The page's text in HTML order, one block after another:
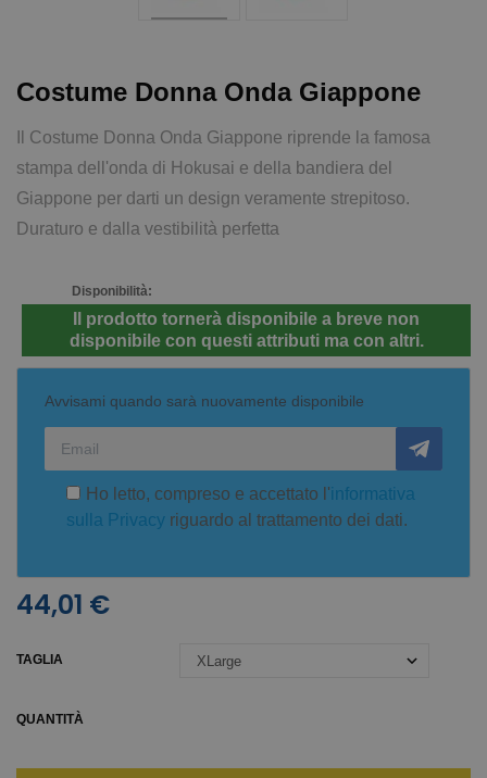
Costume Donna Onda Giappone
Il Costume Donna Onda Giappone riprende la famosa
stampa dell'onda di Hokusai e della bandiera del
Giappone per darti un design veramente strepitoso.
Duraturo e dalla vestibilità perfetta
Disponibilità:
Il prodotto tornerà disponibile a breve non
disponibile con questi attributi ma con altri.
Avvisami quando sarà nuovamente disponibile
Ho letto, compreso e accettato l'informativa
sulla Privacy riguardo al trattamento dei dati.
44,01 €
TAGLIA
QUANTITÀ